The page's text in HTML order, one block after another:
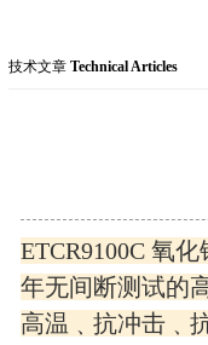
技术文章 Technical Articles
ETCR9100C 氧
年无间断测试的
高温﹑抗冲击﹑